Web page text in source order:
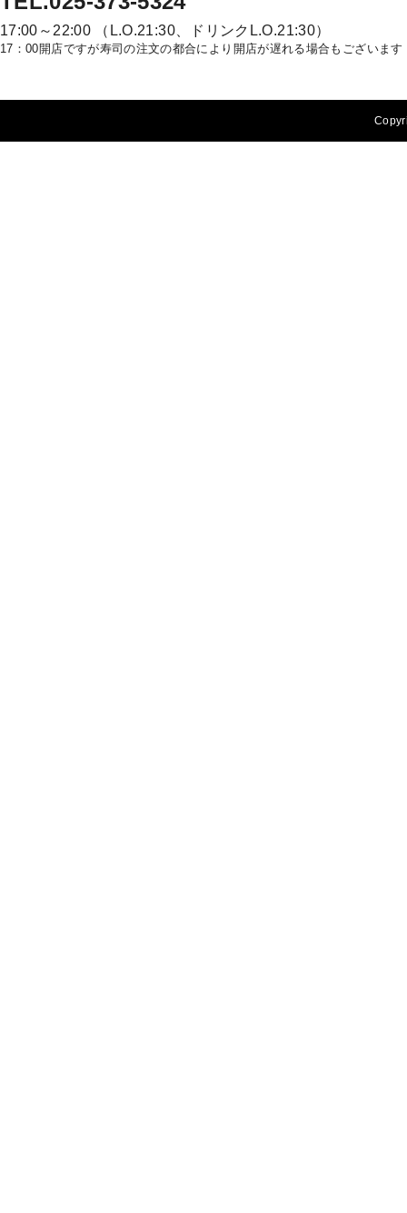
17:00～22:00 （L.O.21:30、ドリンクL.O.21:30）
17：00開店ですが寿司の注文の都合により開店が遅れる場合もございます